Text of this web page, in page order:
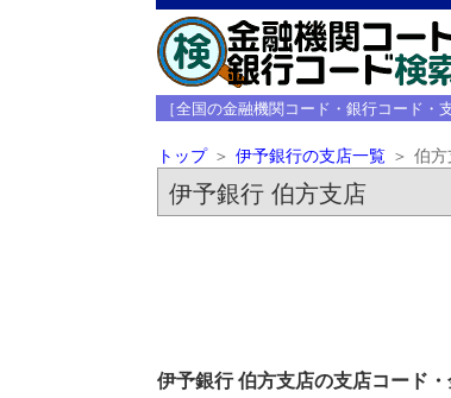
［全国の金融機関コード・銀行コード・
トップ 伊予銀行の支店一覧 伯方
伊予銀行 伯方支店
伊予銀行 伯方支店の支店コード